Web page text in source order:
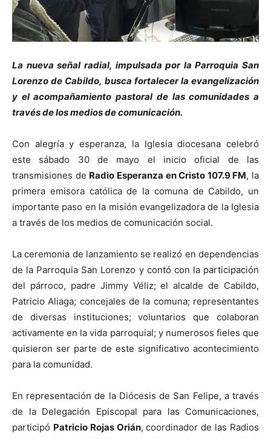
La nueva señal radial, impulsada por la Parroquia San
Lorenzo de Cabildo, busca fortalecer la evangelización
y el acompañamiento pastoral de las comunidades a
través de los medios de comunicación.
Con alegría y esperanza, la Iglesia diocesana celebró
este sábado 30 de mayo el inicio oficial de las
transmisiones de Radio Esperanza en Cristo 107.9 FM, la
primera emisora católica de la comuna de Cabildo, un
importante paso en la misión evangelizadora de la Iglesia
a través de los medios de comunicación social.
La ceremonia de lanzamiento se realizó en dependencias
de la Parroquia San Lorenzo y contó con la participación
del párroco, padre Jimmy Véliz; el alcalde de Cabildo,
Patricio Aliaga; concejales de la comuna; representantes
de diversas instituciones; voluntarios que colaboran
activamente en la vida parroquial; y numerosos fieles que
quisieron ser parte de este significativo acontecimiento
para la comunidad.
En representación de la Diócesis de San Felipe, a través
de la Delegación Episcopal para las Comunicaciones,
participó Patricio Rojas Orián, coordinador de las Radios